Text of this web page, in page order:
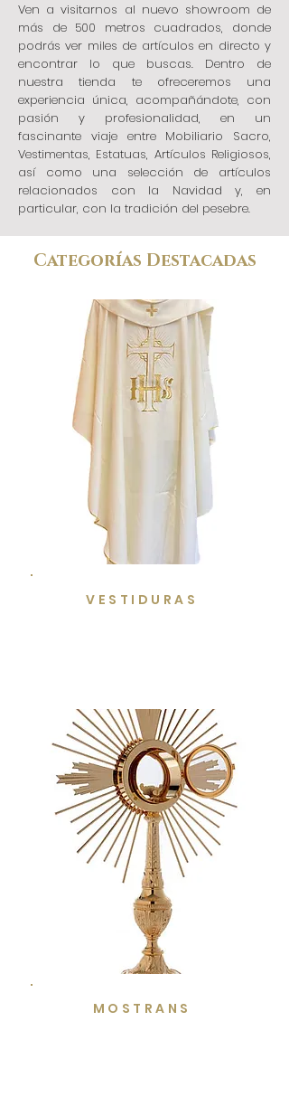
Ven a visitarnos al nuevo showroom de
más de 500 metros cuadrados, donde
podrás ver miles de artículos en directo y
encontrar lo que buscas. Dentro de
nuestra tienda te ofreceremos una
experiencia única, acompañándote, con
pasión y profesionalidad, en un
fascinante viaje entre Mobiliario Sacro,
Vestimentas, Estatuas, Artículos Religiosos,
así como una selección de artículos
relacionados con la Navidad y, en
particular, con la tradición del pesebre.
Categorías Destacadas
VESTIDURAS
MOSTRANS